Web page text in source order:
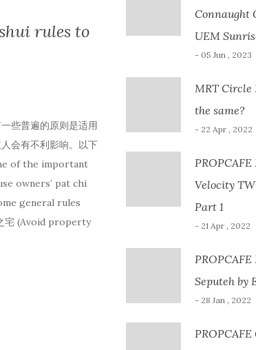
rules to
些普遍的原则是适用
会有不利影响。以下
of the important
owners’ pat chi
general rules
宅 (Avoid property
Connaught
UEM
- 05 Jun , 2023
MRT Circle
the same?
- 22 Apr , 2022
Velocity
Part 1
- 21 Apr , 2022
Seputeh by
- 28 Jan , 2022